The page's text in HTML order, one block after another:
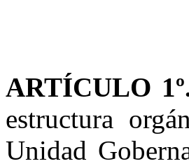
ARTÍCULO
estructura
Unidad